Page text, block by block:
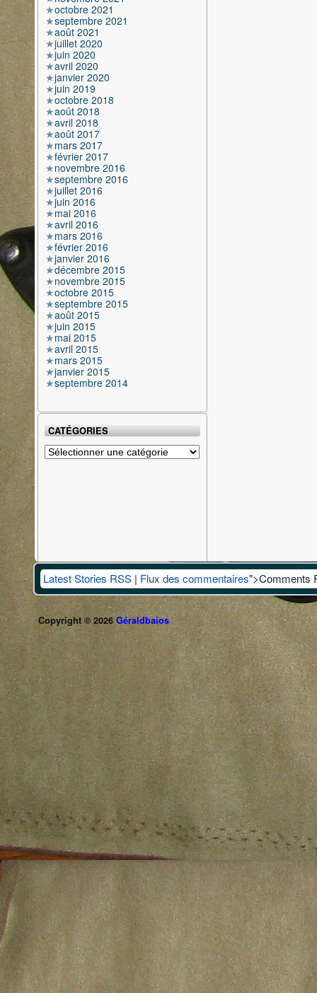
octobre 2021
septembre 2021
août 2021
juillet 2020
juin 2020
avril 2020
janvier 2020
juin 2019
octobre 2018
août 2018
avril 2018
août 2017
mars 2017
février 2017
novembre 2016
septembre 2016
juillet 2016
juin 2016
mai 2016
avril 2016
mars 2016
février 2016
janvier 2016
décembre 2015
novembre 2015
octobre 2015
septembre 2015
août 2015
juin 2015
mai 2015
avril 2015
mars 2015
janvier 2015
septembre 2014
CATÉGORIES
Catégories
Latest Stories RSS | Flux des commentaires">Comments
Copyright © 2026 Géraldbaios